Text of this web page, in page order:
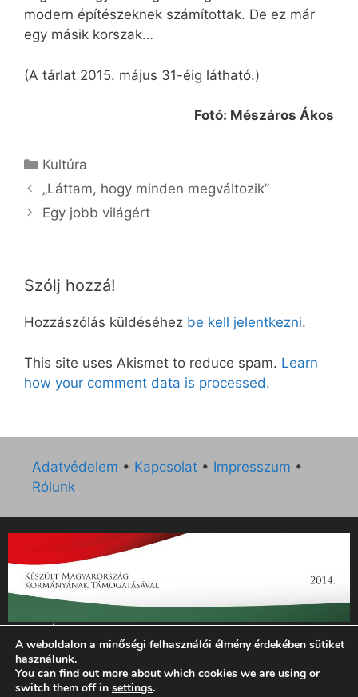
modern építészeknek számítottak. De ez már
egy másik korszak…
(A tárlat 2015. május 31-éig látható.)
Fotó: Mészáros Ákos
Kategória
Kultúra
„Láttam, hogy minden megváltozik”
Egy jobb világért
Szólj hozzá!
Hozzászólás küldéséhez be kell jelentkezni.
This site uses Akismet to reduce spam. Learn
how your comment data is processed.
Adatvédelem • Kapcsolat • Impresszum •
Rólunk
„Az Új Ember katolikus hetilap 2014. évi működésének
támogatását az EGYH-KCP-14-P-0121 sz. támogatási
szerződés keretében 3 000 000 Ft összegben támogatta az
Emberi Erőforrások Minisztériuma.”
A weboldalon a minőségi felhasználói élmény érdekében sütiket
használunk.
You can find out more about which cookies we are using or
switch them off in settings.